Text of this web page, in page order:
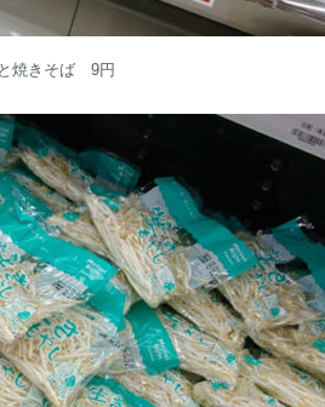
焼きそば 9円